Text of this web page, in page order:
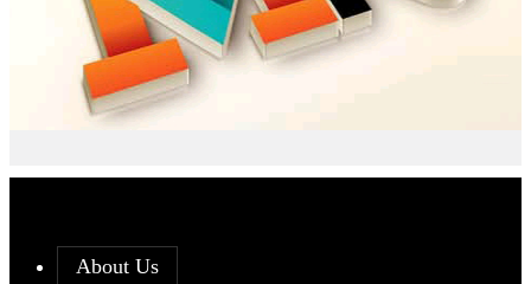
About Us